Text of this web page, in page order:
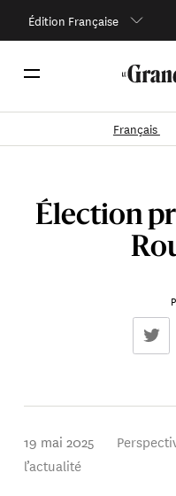
Édition Française
Français
Élection
19 mai 2025
l’actualité